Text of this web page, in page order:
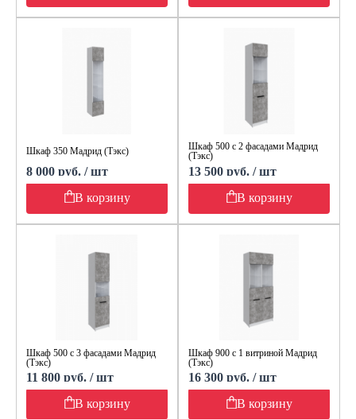
Шкаф 350 Мадрид (Тэкс)
8 000 руб. / шт
В корзину
Шкаф 500 с 2 фасадами Мадрид
(Тэкс)
13 500 руб. / шт
В корзину
Шкаф 500 с 3 фасадами Мадрид
(Тэкс)
11 800 руб. / шт
В корзину
Шкаф 900 с 1 витриной Мадрид
(Тэкс)
16 300 руб. / шт
В корзину